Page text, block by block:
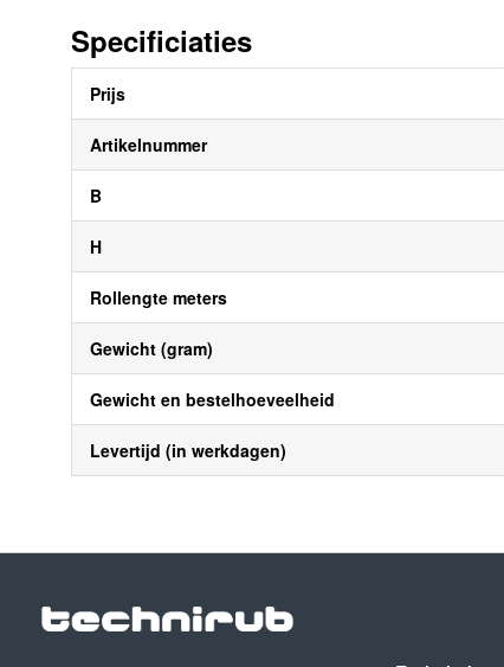
Specificiaties
informatie
Prijs
Artikelnummer
B
H
Rollengte meters
Gewicht (gram)
Gewicht en bestelhoeveelheid
Levertijd (in werkdagen)